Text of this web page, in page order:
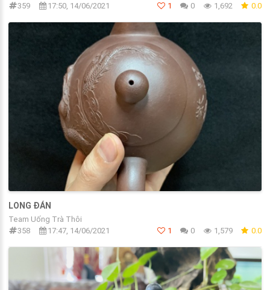
359
17:50, 14/06/2021 1 0 1,692 0.0
LONG ĐÁN
Team Uống Trà Thôi
358
17:47, 14/06/2021 1 0 1,579 0.0